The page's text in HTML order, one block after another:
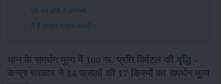
ऐसे तय होती है एमएसपी
ये हैं प्रमुख प्रमुख फसलें :